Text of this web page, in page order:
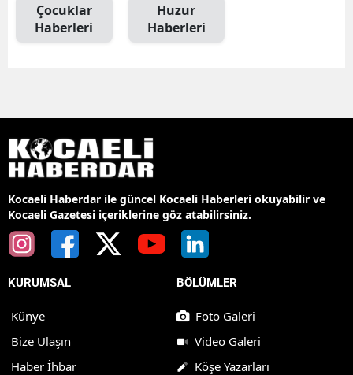
Çocuklar
Haberleri
Huzur
Haberleri
Kocaeli Haberdar ile güncel Kocaeli Haberleri okuyabilir ve
Kocaeli Gazetesi içeriklerine göz atabilirsiniz.
KURUMSAL
Künye
Bize Ulaşın
Haber İhbar
BÖLÜMLER
Foto Galeri
Video Galeri
Köşe Yazarları